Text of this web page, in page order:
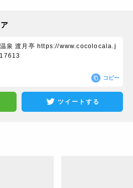
泉 渡月亭 https://www.cocolocala.j
コピー
ツイートする